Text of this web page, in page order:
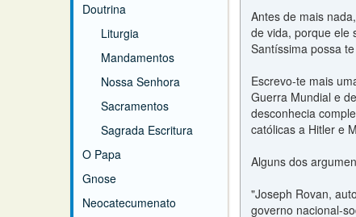
Doutrina
Liturgia
Mandamentos
Nossa Senhora
Sacramentos
Sagrada Escritura
O Papa
Gnose
Neocatecumenato
Antes de mais
de vida, porque ele
Santíssima possa
Escrevo-te mais
Guerra Mundial e
desconhecia
católicas a Hitler e
Alguns dos
"Joseph Rovan,
governo nacional-